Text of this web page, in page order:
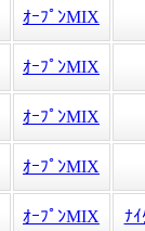
ｵｰﾌﾟﾝMIX
ｵｰﾌﾟﾝMIX
ｵｰﾌﾟﾝMIX
ｵｰﾌﾟﾝMIX
ｵｰﾌﾟﾝMIX ﾅ